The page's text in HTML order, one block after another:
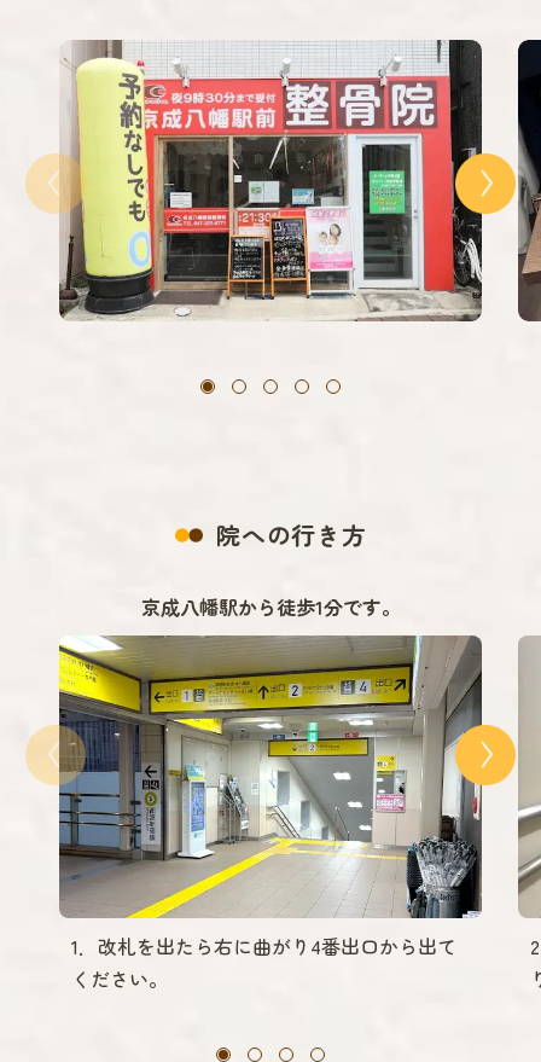
院への行き方
京成八幡駅から徒歩1分です。
1．改札を出たら右に曲がり4番出口から出て
ください。